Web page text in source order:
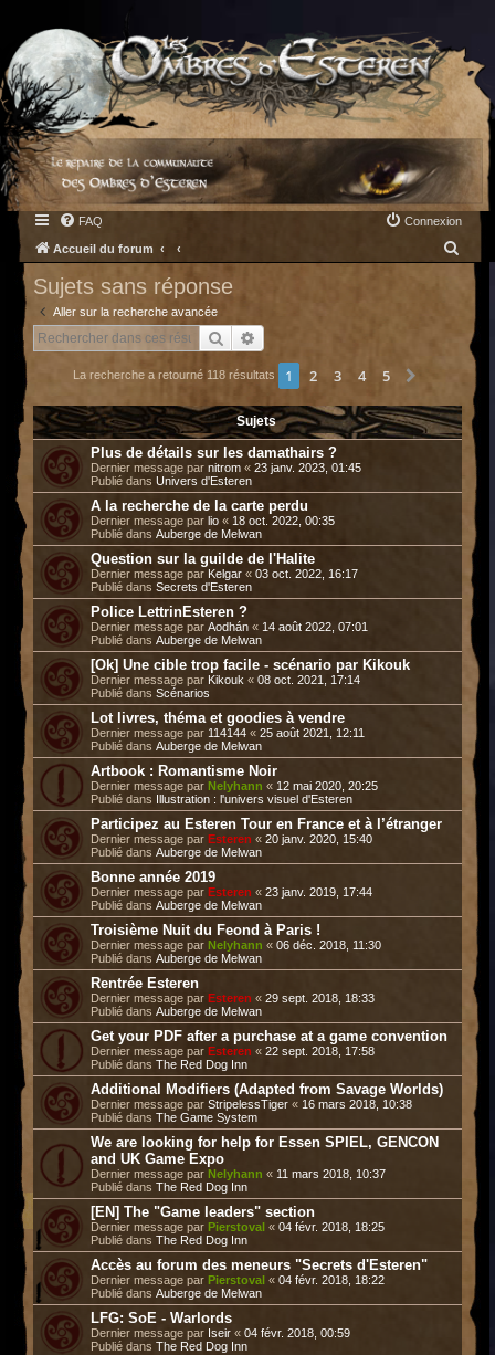
FAQ Connexion
Accueil du forum
c
h
Sujets sans réponse
Aller sur la recherche avancée
Rechercher
La recherche a retourné 118 résultats 1 2 3 4 5
Sujets
Plus de détails sur les damathairs ?
Dernier message par nitrom « 23 janv. 2023, 01:45
Publié dans Univers d'Esteren
A la recherche de la carte perdu
Dernier message par lio « 18 oct. 2022, 00:35
Publié dans Auberge de Melwan
Question sur la guilde de l'Halite
Dernier message par Kelgar « 03 oct. 2022, 16:17
Publié dans Secrets d'Esteren
Police LettrinEsteren ?
Dernier message par Aodhán « 14 août 2022, 07:01
Publié dans Auberge de Melwan
[Ok] Une cible trop facile - scénario par Kikouk
Dernier message par Kikouk « 08 oct. 2021, 17:14
Publié dans Scénarios
Lot livres, théma et goodies à vendre
Dernier message par 114144 « 25 août 2021, 12:11
Publié dans Auberge de Melwan
Artbook : Romantisme Noir
Dernier message par Nelyhann « 12 mai 2020, 20:25
Publié dans
Illustration : l'univers visuel d'Esteren
Participez au Esteren Tour en France et à l’étranger
Dernier message par Esteren « 20 janv. 2020, 15:40
Publié dans Auberge de Melwan
Bonne année 2019
Dernier message par Esteren « 23 janv. 2019, 17:44
Publié dans Auberge de Melwan
Troisième Nuit du Feond à Paris !
Dernier message par Nelyhann « 06 déc. 2018, 11:30
Publié dans Auberge de Melwan
Rentrée Esteren
Dernier message par Esteren « 29 sept. 2018, 18:33
Publié dans Auberge de Melwan
Get your PDF after a purchase at a game convention
Dernier message par Esteren « 22 sept. 2018, 17:58
Publié dans The Red Dog Inn
Additional Modifiers (Adapted from Savage Worlds)
Dernier message par StripelessTiger « 16 mars 2018, 10:38
Publié dans The Game System
We are looking for help for Essen SPIEL, GENCON
and UK Game Expo
Dernier message par Nelyhann « 11 mars 2018, 10:37
Publié dans The Red Dog Inn
[EN] The "Game leaders" section
Dernier message par Pierstoval « 04 févr. 2018, 18:25
Publié dans The Red Dog Inn
Accès au forum des meneurs "Secrets d'Esteren"
Dernier message par Pierstoval « 04 févr. 2018, 18:22
Publié dans Auberge de Melwan
LFG: SoE - Warlords
Dernier message par Iseir « 04 févr. 2018, 00:59
Publié dans The Red Dog Inn